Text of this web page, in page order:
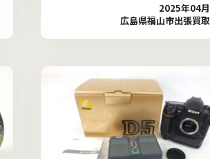
2025年04月
広島県福山市出張買取